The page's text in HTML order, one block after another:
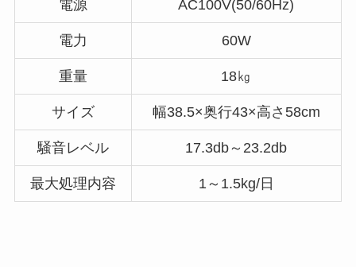
電源 AC100V(50/60Hz)
電力 60W
重量 18㎏
サイズ 幅38.5×奥行43×高さ58cm
騒音レベル 17.3db～23.2db
最大処理内容 1～1.5kg/日